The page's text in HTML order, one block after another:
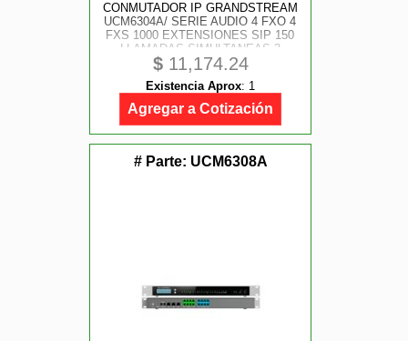
CONMUTADOR IP GRANDSTREAM
UCM6304A/ SERIE AUDIO 4 FXO 4
FXS 1000 EXTENSIONES SIP 150
LLAMADAS SIMULTANEAS 3
PUERTOS GIGABIT MONTAJE EN
RACK Y ESCRITORIO
COMPATIBLE CON GDMS
REMOTE CONNET WAVE
$11,174.24
Existencia Aprox: 1
Agregar a Cotización
# Parte: UCM6308A